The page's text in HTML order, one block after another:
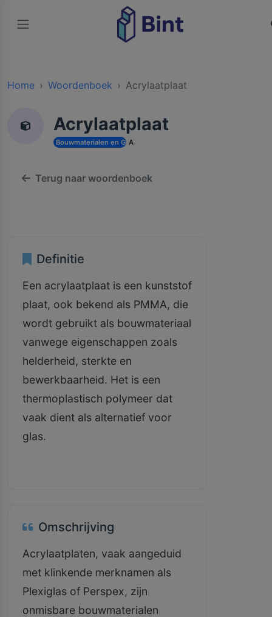
Home Woordenboek Acrylaatplaat
Acrylaatplaat
Bouwmaterialen en Grondstoffen
A
Terug naar woordenboek
Definitie
Een acrylaatplaat is een kunststof
plaat, ook bekend als PMMA, die
wordt gebruikt als bouwmateriaal
vanwege eigenschappen zoals
helderheid, sterkte en
bewerkbaarheid. Het is een
thermoplastisch polymeer dat
vaak dient als alternatief voor
glas.
Omschrijving
Acrylaatplaten, vaak aangeduid
met klinkende merknamen als
Plexiglas of Perspex, zijn
onmisbare bouwmaterialen